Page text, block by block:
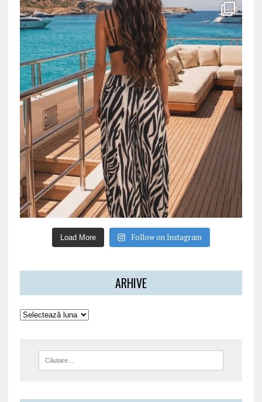
Load More Follow on Instagram
ARHIVE